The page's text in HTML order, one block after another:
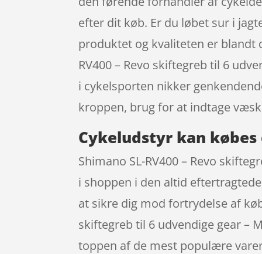
efter dit køb. Er du løbet sur i
produktet og kvaliteten er blandt
RV400 – Revo skiftegreb til 6
i cykelsporten nikker
kroppen, brug for at indtage
Cykeludstyr kan
Shimano SL-RV400 – Revo
i shoppen i den altid
at sikre dig mod fortrydelse af
skiftegreb til 6 udvendige gear –
toppen af de mest populære